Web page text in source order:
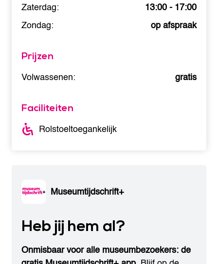
Zaterdag:
13:00 - 17:00
Zondag:
op afspraak
Prijzen
Volwassenen: gratis
Faciliteiten
Rolstoeltoegankelijk
Museumtijdschrift+
Heb jij hem al?
Onmisbaar voor alle museumbezoekers: de